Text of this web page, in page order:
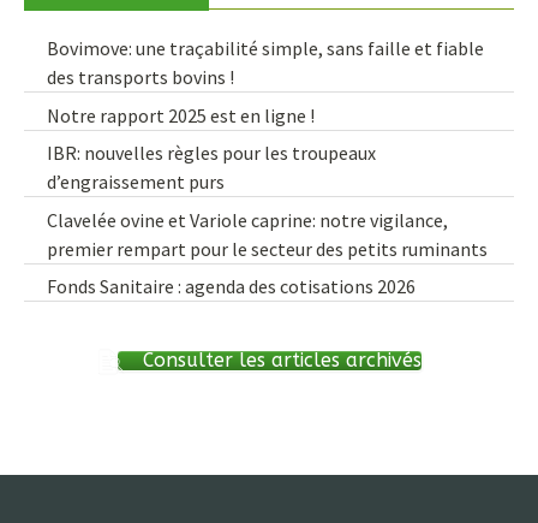
Bovimove: une traçabilité simple, sans faille et fiable
des transports bovins !
Notre rapport 2025 est en ligne !
IBR: nouvelles règles pour les troupeaux
d’engraissement purs
Clavelée ovine et Variole caprine: notre vigilance,
premier rempart pour le secteur des petits ruminants
Fonds Sanitaire : agenda des cotisations 2026
Consulter les articles archivés